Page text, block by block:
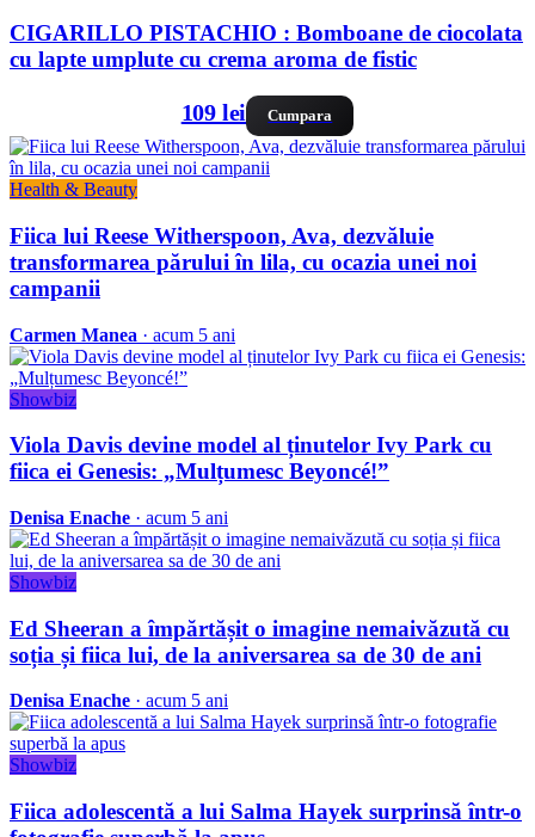
CIGARILLO PISTACHIO : Bomboane de ciocolata
cu lapte umplute cu crema aroma de fistic
109 lei Cumpara
Health & Beauty
Fiica lui Reese Witherspoon, Ava, dezvăluie
transformarea părului în lila, cu ocazia unei noi
campanii
Carmen Manea · acum 5 ani
Showbiz
Viola Davis devine model al ținutelor Ivy Park cu
fiica ei Genesis: „Mulțumesc Beyoncé!”
Denisa Enache · acum 5 ani
Showbiz
Ed Sheeran a împărtășit o imagine nemaivăzută cu
soția și fiica lui, de la aniversarea sa de 30 de ani
Denisa Enache · acum 5 ani
Showbiz
Fiica adolescentă a lui Salma Hayek surprinsă într-o